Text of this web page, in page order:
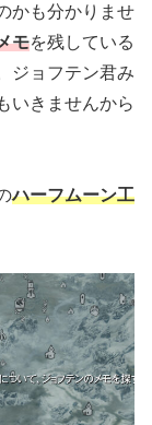
かも分かりませ
モを残している
ジョフテン君み
いきませんから
ハーフムーン工